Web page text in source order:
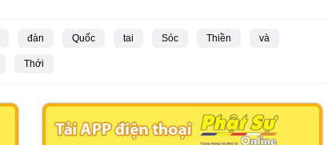
đàn Quốc tai Sóc Thiền và
Thới